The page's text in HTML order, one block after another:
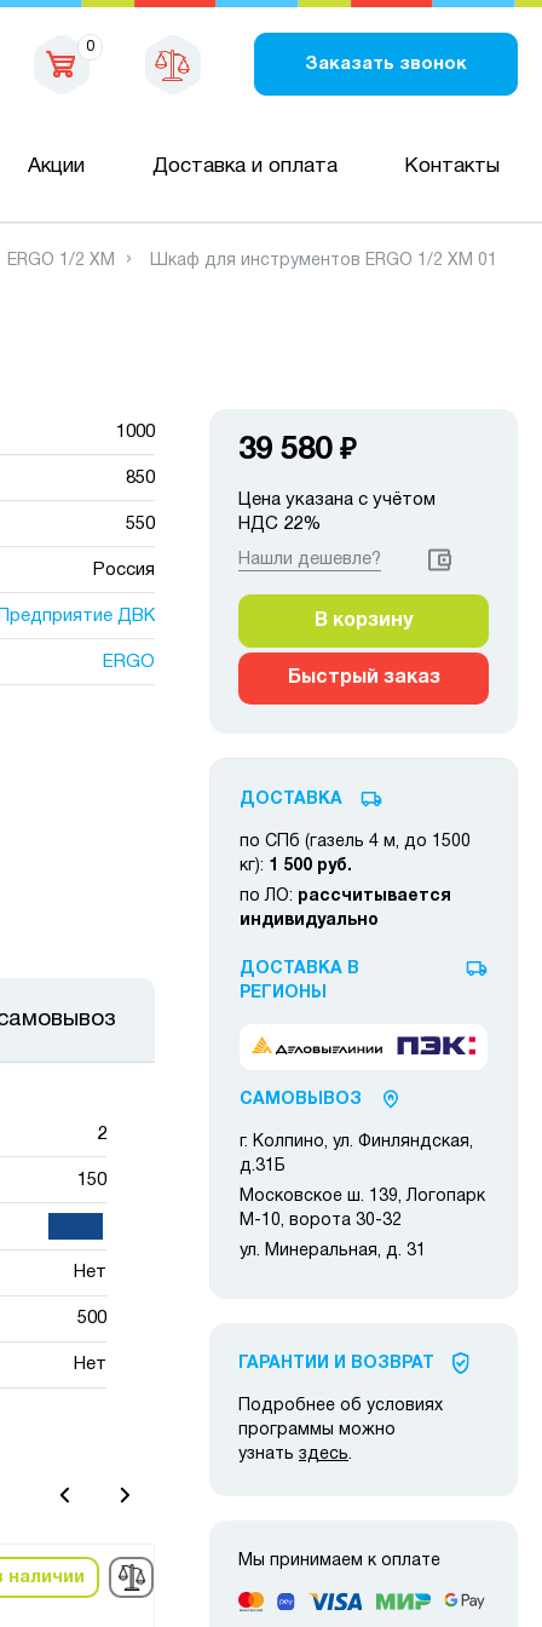
0
Заказать звонок
Акции Доставка и оплата Контакты
ERGO 1/2 XM Шкаф для инструментов ERGO 1/2 XM 01
1000
850
550
Россия
Предприятие ДВК
ERGO
2
150
Нет
500
Нет
наличии
39 580 ₽
Цена указана с учётом
НДС 22%
Нашли дешевле?
В корзину
Быстрый заказ
ДОСТАВКА
по СПб (газель 4 м, до 1500
кг): 1 500 руб.
по ЛО: рассчитывается
индивидуально
ДОСТАВКА В
РЕГИОНЫ
САМОВЫВОЗ
г. Колпино, ул. Финляндская,
д.31Б
Московское ш. 139, Логопарк
М-10, ворота 30-32
ул. Минеральная, д. 31
ГАРАНТИИ И ВОЗВРАТ
Подробнее об условиях
программы можно
узнать здесь.
Мы принимаем к оплате